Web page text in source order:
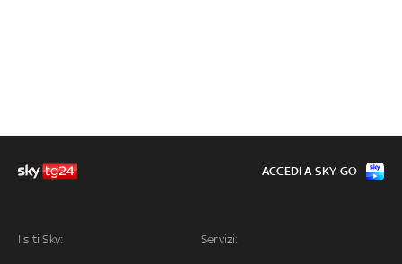
I siti Sky: Servizi:
ACCEDI A SKY GO